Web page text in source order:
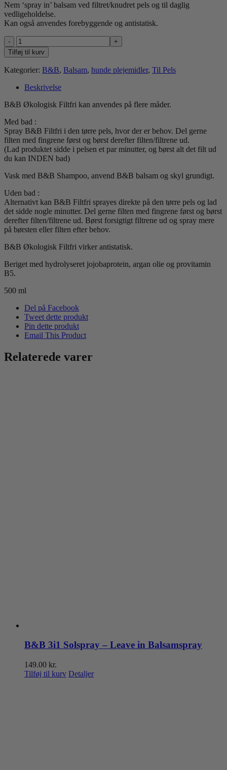
Nem ‘spray in’ balsam ved filtret/knudret pels og til daglig
vedligeholdelse.
Kan også anvendes forebyggende og antistatisk.
B&B
Økologisk
Filtfri
antal
Tilføj til kurv
Kategorier: B&B, Balsam, hunde plejemidler, Til Pels
Beskrivelse
B&B Økologisk Filtfri kan anvendes på flere måder.
Med bad :
Spray B&B Filtfri i den tørre pels, hvor der er behov. Del gerne
filten med fingrene først og børst derefter filten/filtrene ud.
(Lad produktet sidde i pelsen et par minutter, og børst alt det filt ud
du kan INDEN bad)
Vask med B&B Shampoo, anvend B&B balsam og skyl grundigt.
Uden bad :
Alternativt kan B&B Filtfri sprayes direkte på den tørre pels og lad
det sidde nogle minutter. Del gerne filten med fingrene først og børst
derefter filten/filtrene ud. Børst forsigtigt filtrene ud og spray mere
på børsten eller filten efter behov.
B&B Økologisk Filtfri virker antistatisk.
Beriget med hydrolyseret jojobaprotein, argan olie og provitamin
B5.
500 ml
Del på Facebook
Tweet dette produkt
Pin dette produkt
Email This Product
Relaterede varer
B&B 3i1 Solspray – Leave in Balsamspray
149.00 kr.
Tilføj til kurv Detaljer